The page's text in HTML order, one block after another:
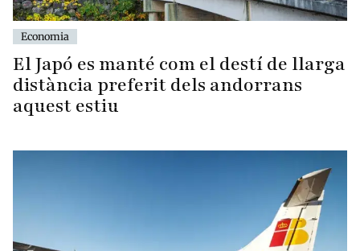
Economia
El Japó es manté com el destí de llarga
distància preferit dels andorrans
aquest estiu